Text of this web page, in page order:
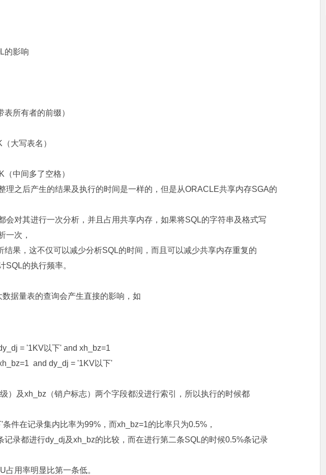
的影响
所有者的前缀）
大写表名）
中间多了空格）
理之后产生的结果及执行的时间是一样的，但是从ORACLE共享内存SGA的
会对其进行一次分析，并且占用共享内存，如果将SQL的字符串及格式写
一次，
结果，这不仅可以减少分析SQL的时间，而且可以减少共享内存重复的
SQL的执行频率。
据量表的查询会产生直接的影响，如
= '1KV以下' and xh_bz=1
and dy_dj = '1KV以下'
）及xh_bz（销户标志）两个字段都没进行索引，所以执行的时候都
件在记录集内比率为99%，而xh_bz=1的比率只为0.5%，
记录都进行dy_dj及xh_bz的比较，而在进行第二条SQL的时候0.5%条记录
占用率明显比第一条低。